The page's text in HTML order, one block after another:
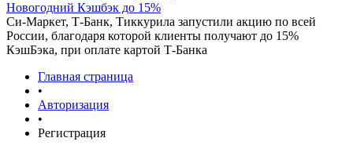
Новогодний Кэшбэк до 15%
Си-Маркет, Т-Банк, Тиккурила запустили акцию по всей
России, благодаря которой клиенты получают до 15%
КэшБэка, при оплате картой Т-Банка
Главная страница
•
Авторизация
•
Регистрация